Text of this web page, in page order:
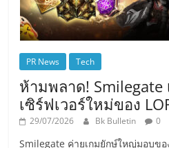
PR News Tech
ห้ามพลาด! Smilegate
เซิร์ฟเวอร์ใหม่ของ
29/07/2026 Bk Bulletin 0
Smilegate ค่ายเกมยักษ์ใหญ่มอบข